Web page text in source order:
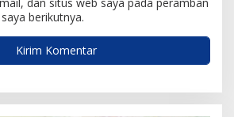
berikutnya.